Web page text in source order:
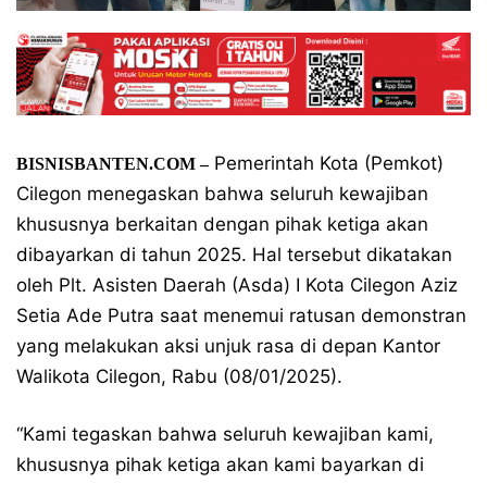
BISNISBANTEN.COM –Pemerintah Kota (Pemkot)
Cilegon menegaskan bahwa seluruh kewajiban
khususnya berkaitan dengan pihak ketiga akan
dibayarkan di tahun 2025. Hal tersebut dikatakan
oleh Plt. Asisten Daerah (Asda) I Kota Cilegon Aziz
Setia Ade Putra saat menemui ratusan demonstran
yang melakukan aksi unjuk rasa di depan Kantor
Walikota Cilegon, Rabu (08/01/2025).
“Kami tegaskan bahwa seluruh kewajiban kami,
khususnya pihak ketiga akan kami bayarkan di